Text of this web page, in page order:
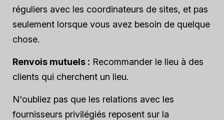
réguliers avec les coordinateurs de sites, et pas
seulement lorsque vous avez besoin de quelque
chose.
Renvois mutuels : Recommander le lieu à des
clients qui cherchent un lieu.
N'oubliez pas que les relations avec les
fournisseurs privilégiés reposent sur la